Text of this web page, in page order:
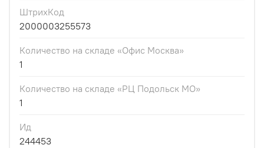
ШтрихКод
2000003255573
Количество на складе «Офис Москва»
1
Количество на складе «РЦ Подольск МО»
1
Ид
244453